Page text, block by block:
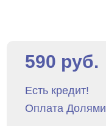
590 руб.
Есть кредит!
Оплата Долями